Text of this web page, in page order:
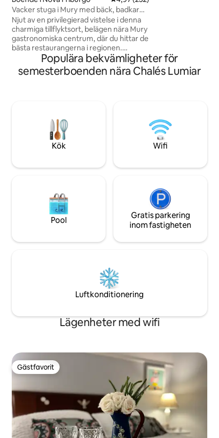
Vacker stuga i Mury med bäck, badkar
och öppen spis
Njut av en privilegierad vistelse i denna
charmiga tillflyktsort, belägen nära Mury
gastronomiska centrum, där du hittar de
bästa restaurangerna i regionen.
Beläget bara 10 minuter från hjärtat av
Nova Friburgo och 25 minuter från
pittoreska Lumiar, erbjuder denna
exceptionellt läge för att utforska allt
som regionen har att erbjuda.
Populära bekvämligheter för
semesterboenden nära Chalés Lumiar
Kök Wifi
Pool
Gratis parkering
inom fastigheten
Luftkonditionering
Lägenheter med wifi
Gästfavorit
Gästfavorit